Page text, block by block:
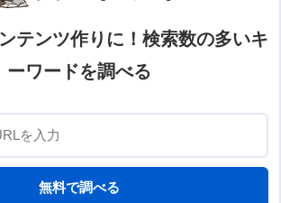
テンツ作りに！検索数の多いキ
ーワードを調べる
無料で調べる